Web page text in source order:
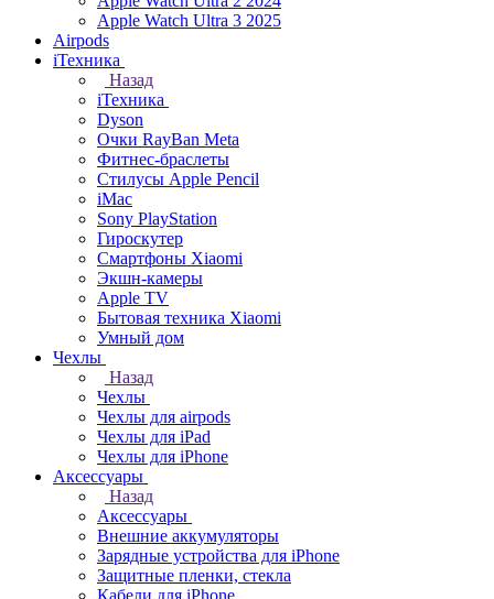
Apple Watch Ultra 3 2025
Airpods
iТехника
Назад
iТехника
Dyson
Очки RayBan Meta
Фитнес-браслеты
Стилусы Apple Pencil
iMac
Sony PlayStation
Гироскутер
Смартфоны Xiaomi
Экшн-камеры
Apple TV
Бытовая техника Xiaomi
Умный дом
Чехлы
Назад
Чехлы
Чехлы для airpods
Чехлы для iPad
Чехлы для iPhone
Аксессуары
Назад
Аксессуары
Внешние аккумуляторы
Зарядные устройства для iPhone
Защитные пленки, стекла
Кабели для iPhone